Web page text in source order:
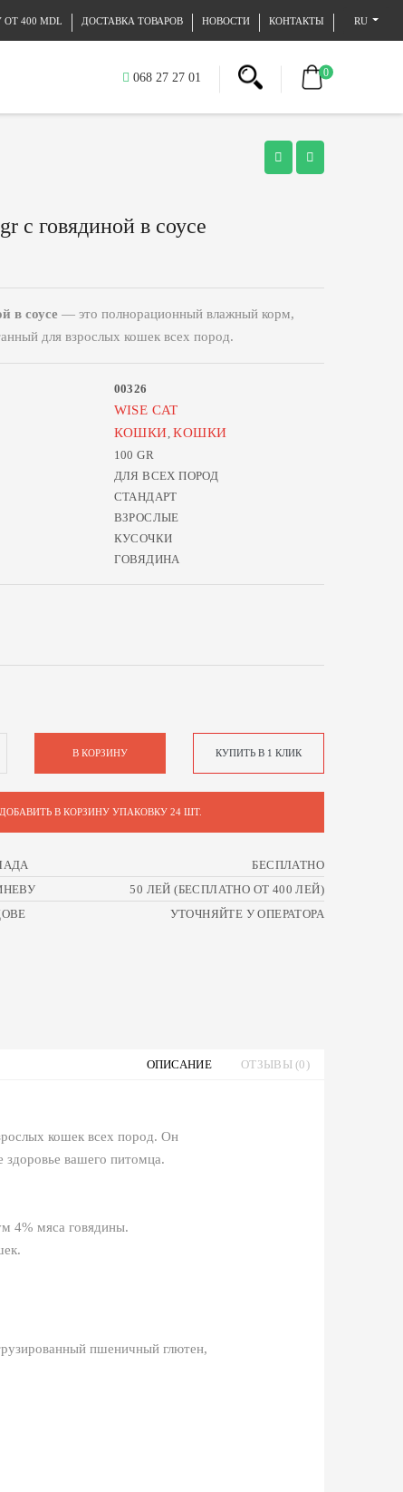
400 MDL ДОСТАВКА ТОВАРОВ НОВОСТИ КОНТАКТЫ RU
068 27 27 01 0
с говядиной в соусе
в соусе — это полнорационный влажный корм,
для взрослых кошек всех пород.
00326
WISE CAT
КОШКИ,КОШКИ
100 GR
ДЛЯ ВСЕХ ПОРОД
СТАНДАРТ
ВЗРОСЛЫЕ
КУСОЧКИ
ГОВЯДИНА
В КОРЗИНУ КУПИТЬ В 1 КЛИК
ДОБАВИТЬ В КОРЗИНУ УПАКОВКУ 24 ШТ.
БЕСПЛАТНО
50 ЛЕЙ (БЕСПЛАТНО ОТ 400 ЛЕЙ)
УТОЧНЯЙТЕ У ОПЕРАТОРА
ОПИСАНИЕ ОТЗЫВЫ (0)
кошек всех пород. Он
вашего питомца.
4% мяса говядины.
пшеничный глютен,